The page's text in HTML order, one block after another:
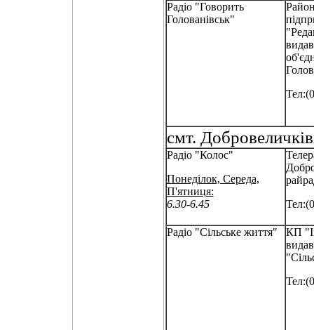
Радіо "Говорить
Голованівськ"
смт.
Радіо "Колос"
Понеділок, Середа,
П'ятниця:
6.30-6.45
Радіо "Сільське життя"
КП